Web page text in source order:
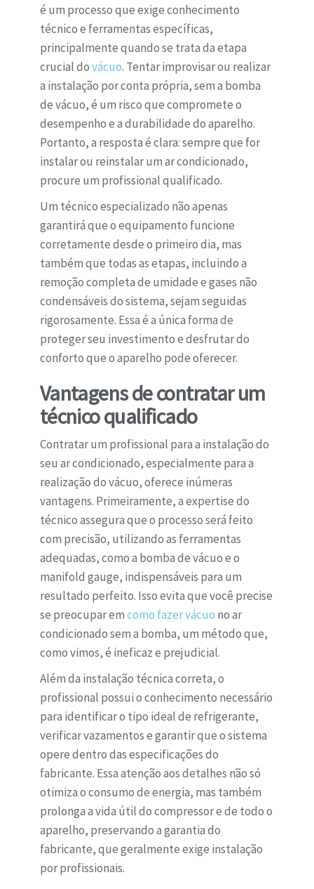
é um processo que exige conhecimento
técnico e ferramentas específicas,
principalmente quando se trata da etapa
crucial dovácuo. Tentar improvisar ou realizar
a instalação por conta própria, sem a bomba
de vácuo, é um risco que compromete o
desempenho e a durabilidade do aparelho.
Portanto, a resposta é clara: sempre que for
instalar ou reinstalar um ar condicionado,
procure um profissional qualificado.
Um técnico especializado não apenas
garantirá que o equipamento funcione
corretamente desde o primeiro dia, mas
também que todas as etapas, incluindo a
remoção completa de umidade e gases não
condensáveis do sistema, sejam seguidas
rigorosamente. Essa é a única forma de
proteger seu investimento e desfrutar do
conforto que o aparelho pode oferecer.
Vantagens de contratar um
técnico qualificado
Contratar um profissional para a instalação do
seu ar condicionado, especialmente para a
realização do vácuo, oferece inúmeras
vantagens. Primeiramente, a expertise do
técnico assegura que o processo será feito
com precisão, utilizando as ferramentas
adequadas, como a bomba de vácuo e o
manifold gauge, indispensáveis para um
resultado perfeito. Isso evita que você precise
se preocupar emcomo fazer vácuo no ar
condicionado sem a bomba, um método que,
como vimos, é ineficaz e prejudicial.
Além da instalação técnica correta, o
profissional possui o conhecimento necessário
para identificar o tipo ideal de refrigerante,
verificar vazamentos e garantir que o sistema
opere dentro das especificações do
fabricante. Essa atenção aos detalhes não só
otimiza o consumo de energia, mas também
prolonga a vida útil do compressor e de todo o
aparelho, preservando a garantia do
fabricante, que geralmente exige instalação
por profissionais.